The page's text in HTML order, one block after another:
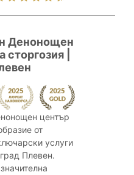
Денонощен
|
център
от
услуги
Плевен.